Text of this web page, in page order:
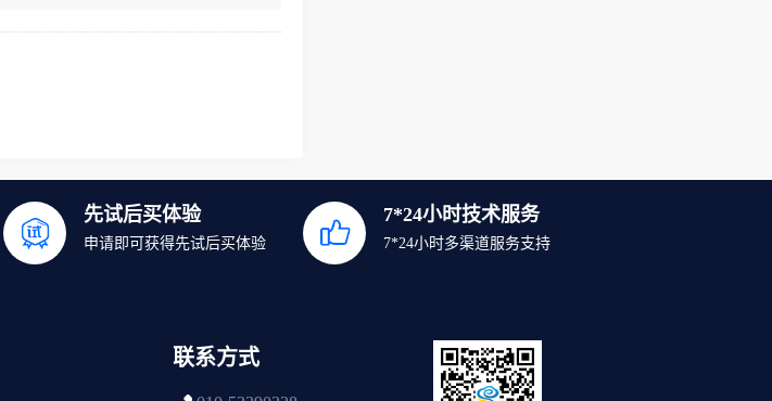
先试后买体验
申请即可获得先试后买体验
7*24小时技术服务
7*24小时多渠道服务支持
联系方式